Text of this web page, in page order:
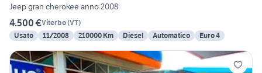
Jeep gran cherokee anno 2008
4.500 €Viterbo(VT)
Usato
11/2008 210000 Km Diesel Automatico Euro 4